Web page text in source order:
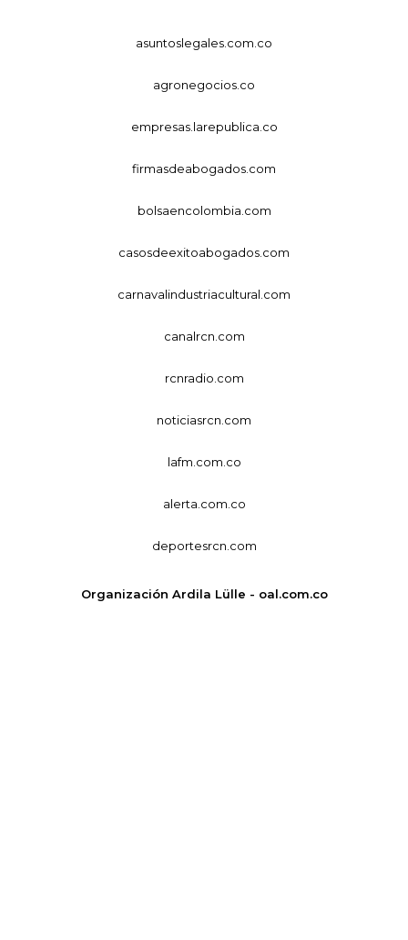
asuntoslegales.com.co
agronegocios.co
empresas.larepublica.co
firmasdeabogados.com
bolsaencolombia.com
casosdeexitoabogados.com
carnavalindustriacultural.com
canalrcn.com
rcnradio.com
noticiasrcn.com
lafm.com.co
alerta.com.co
deportesrcn.com
Organización Ardila Lülle - oal.com.co